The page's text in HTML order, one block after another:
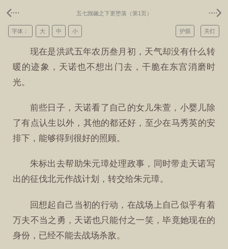
五七觊觎之下更堕落（第1页）
关灯
护眼
字体： 大 中 小
现在是洪武五年农历叁月初，天气却没有什么转
暖的迹象，天诺也不想出门去，干脆在东宫消磨时
光。
前些日子，天诺看了自己的女儿朱萱，小婴儿除
了有点认生以外，其他的都还好，至少在马秀英的安
排下，能够得到很好的照顾。
朱标出去帮助朱元璋处理政事，同时带走天诺写
出的征伐北元作战计划，转交给朱元璋。
回想起自己当初的行动，在战场上自己似乎有着
万夫不当之勇，天诺也只能付之一笑，毕竟她现在的
身份，已经不能去战场杀敌。